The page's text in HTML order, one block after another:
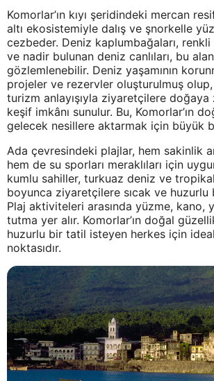
Komorlar’ın kıyı şeridindeki mercan
altı ekosistemiyle dalış ve şnorkelle
cezbeder. Deniz kaplumbağaları,
ve nadir bulunan deniz canlıları, bu
gözlemlenebilir. Deniz yaşamının
projeler ve rezervler oluşturulmuş
turizm anlayışıyla ziyaretçilere
keşif imkânı sunulur. Bu, Komorlar’ın
gelecek nesillere aktarmak için büyük
Ada çevresindeki plajlar, hem sakinlik
hem de su sporları meraklıları için
kumlu sahiller, turkuaz deniz ve
boyunca ziyaretçilere sıcak ve huzurlu
Plaj aktiviteleri arasında yüzme, kano,
tutma yer alır. Komorlar’ın doğal
huzurlu bir tatil isteyen herkes için
noktasıdır.